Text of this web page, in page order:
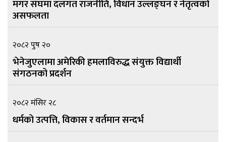
मगर संघमा दलगत राजनीति, विधान उल्लङ्घन र नेतृत्वको
असफलता
२०८२ पुष २०
भेनेजुएलामा अमेरिकी हमलाविरुद्ध संयुक्त विद्यार्थी
संगठनको प्रदर्शन
२०८२ मंसिर २८
धर्मको उत्पत्ति, विकास र वर्तमान सन्दर्भ